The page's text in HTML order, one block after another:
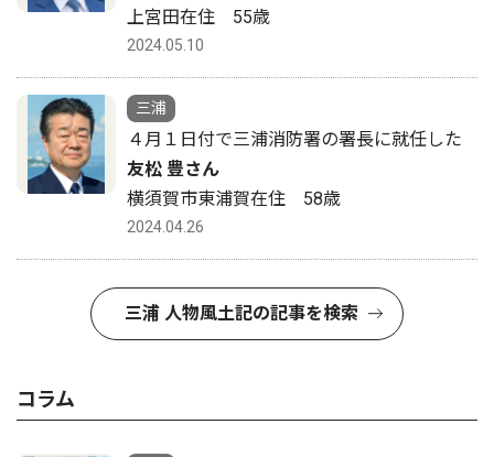
上宮田在住 55歳
2024.05.10
三浦
４月１日付で三浦消防署の署長に就任した
友松 豊さん
横須賀市東浦賀在住 58歳
2024.04.26
三浦 人物風土記の記事を検索
コラム